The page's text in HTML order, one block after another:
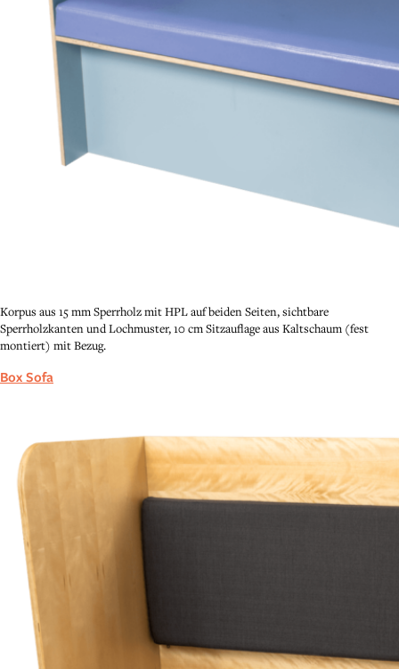
Korpus aus 15 mm Sperrholz mit HPL auf beiden Seiten, sichtbare
Sperrholzkanten und Lochmuster, 10 cm Sitzauflage aus Kaltschaum (fest
montiert) mit Bezug.
Box Sofa